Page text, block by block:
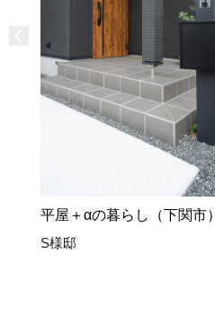
平屋＋αの暮らし（下関市）
S様邸